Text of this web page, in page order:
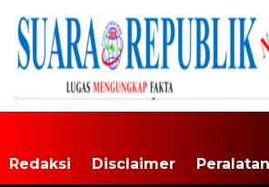
Redaksi Disclaimer